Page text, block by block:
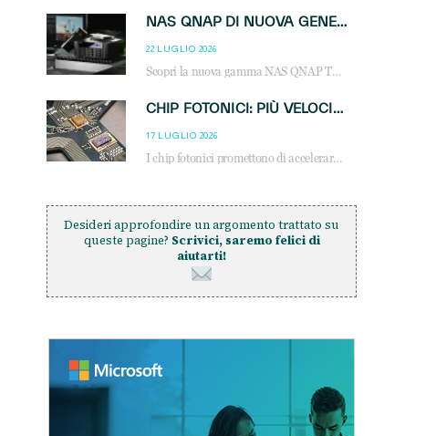
NAS QNAP DI NUOVA GENERAZIONE: PIÙ PRESTAZIONI, SCALABILITÀ E PROTEZIONE DEI DATI PER LE INFRASTRUTTURE IT MODERNE
22 LUGLIO 2026
Scopri la nuova gamma NAS QNAP TS-h1465U-RP, TS-h1065eU e TS-h665U: storage aziendale con ZFS, DDR5, E1.S NVMe e connettività 2.5GbE per backup, virtualizzazione e cybersecurity.
CHIP FOTONICI: PIÙ VELOCITÀ, MENO CONSUMI PER L’AI
17 LUGLIO 2026
I chip fotonici promettono di accelerare alcune delle operazioni matematiche alla base dell’intelligenza artificiale
Desideri approfondire un argomento trattato su
queste pagine? Scrivici, saremo felici di
aiutarti!